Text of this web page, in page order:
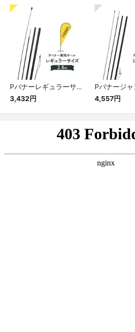
Pバナーレギュラーサイズ専用ポール
3,432円
4,557円